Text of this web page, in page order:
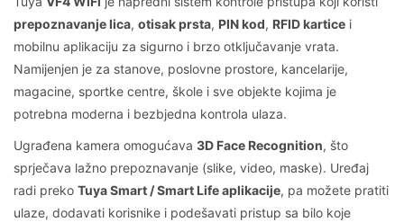
prepoznavanje lica, otisak prsta, PIN kod, RFID kartice i
mobilnu aplikaciju za sigurno i brzo otključavanje vrata.
Namijenjen je za stanove, poslovne prostore, kancelarije,
magacine, sportke centre, škole i sve objekte kojima je
potrebna moderna i bezbjedna kontrola ulaza.
Ugrađena kamera omogućava 3D Face Recognition, što
sprječava lažno prepoznavanje (slike, video, maske). Uređaj
radi preko Tuya Smart / Smart Life aplikacije, pa možete pratiti
ulaze, dodavati korisnike i podešavati pristup sa bilo koje